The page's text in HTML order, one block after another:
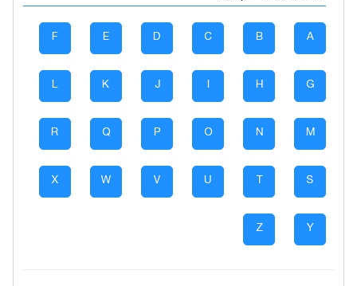
A
B
C
D
E
F
G
H
I
J
K
L
M
N
O
P
Q
R
S
T
U
V
W
X
Y
Z